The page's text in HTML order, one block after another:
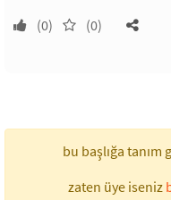
(0) (0)
bu başlığa tanım
zaten üye iseniz